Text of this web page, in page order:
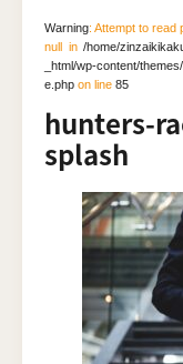
Warning: Attempt to read
null in/home/
_html/wp-content/
e.php on line 85
hunters-
splash